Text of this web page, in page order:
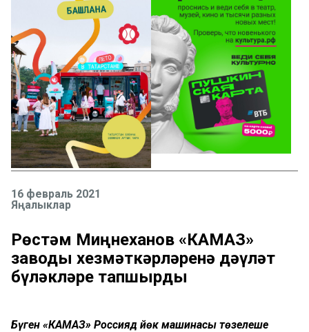
16 февраль 2021
Яңалыклар
Рөстәм Миңнеханов «КАМАЗ»
заводы хезмәткәрләренә дәүләт
бүләкләре тапшырды
Бүген «КАМАЗ» Россиядә йөк машинасы төзелеше